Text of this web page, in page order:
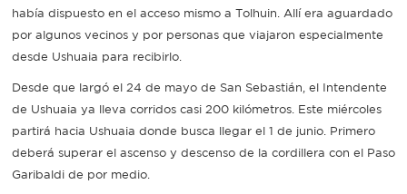
había dispuesto en el acceso mismo a Tolhuin. Allí era aguardado
por algunos vecinos y por personas que viajaron especialmente
desde Ushuaia para recibirlo.
Desde que largó el 24 de mayo de San Sebastián, el Intendente
de Ushuaia ya lleva corridos casi 200 kilómetros. Este miércoles
partirá hacia Ushuaia donde busca llegar el 1 de junio. Primero
deberá superar el ascenso y descenso de la cordillera con el Paso
Garibaldi de por medio.